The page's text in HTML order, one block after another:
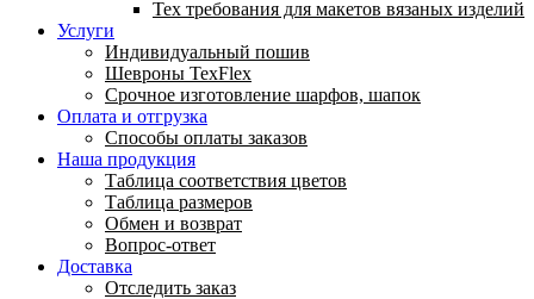
Тех требования для макетов вязаных изделий
Услуги
Индивидуальный пошив
Шевроны TexFlex
Срочное изготовление шарфов, шапок
Оплата и отгрузка
Способы оплаты заказов
Наша продукция
Таблица соответствия цветов
Таблица размеров
Обмен и возврат
Вопрос-ответ
Доставка
Отследить заказ